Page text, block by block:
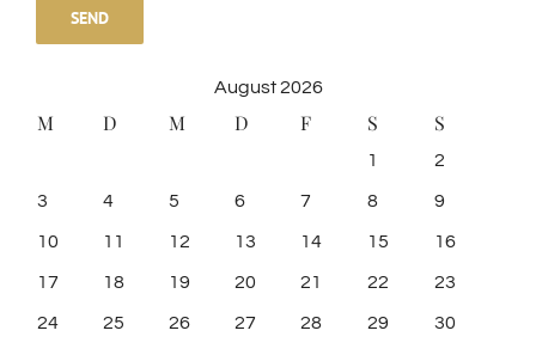
August 2026
M D M D F S S
1 2
3 4 5 6 7 8 9
10 11 12 13 14 15 16
17 18 19 20 21 22 23
24 25 26 27 28 29 30